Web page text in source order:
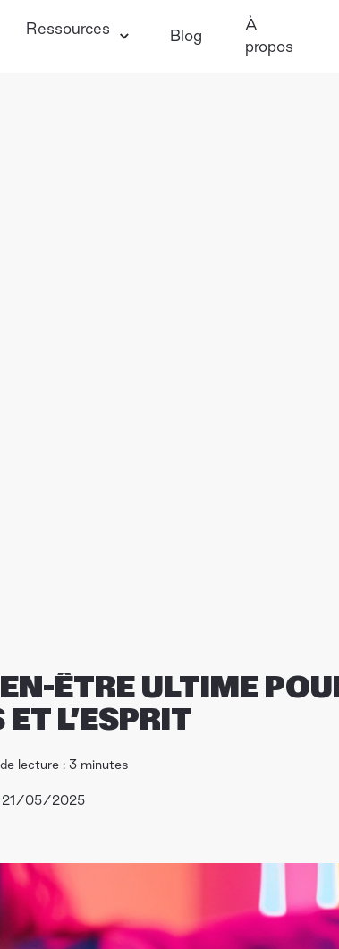
Ressources Blog
À
propos
ÊTRE ULTIME
L’ESPRIT
lecture : 3 minutes
21/05/2025